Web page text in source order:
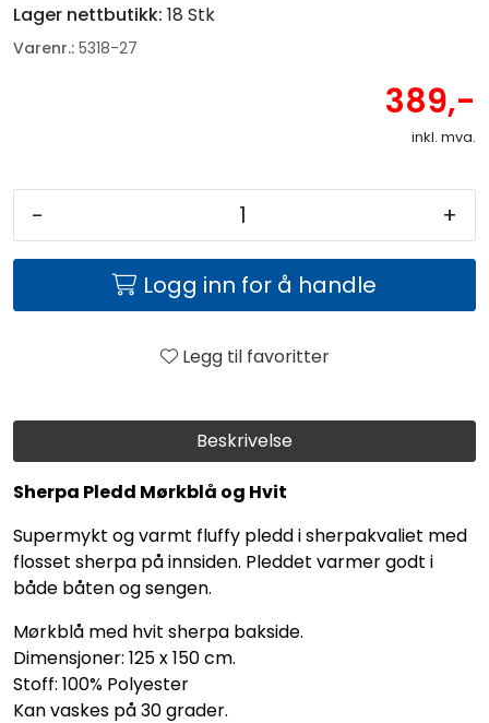
Beskrivelse
Sherpa Pledd Mørkblå og Hvit
Supermykt og varmt fluffy pledd i sherpakvaliet med
flosset sherpa på innsiden. Pleddet varmer godt i
både båten og sengen.
Mørkblå med hvit sherpa bakside.
Dimensjoner: 125 x 150 cm.
Stoff: 100% Polyester
Kan vaskes på 30 grader.
Lager nettbutikk: 18 Stk
Varenr.: 5318-27
389,-
inkl. mva.
- +
Logg inn for å handle
Legg til favoritter